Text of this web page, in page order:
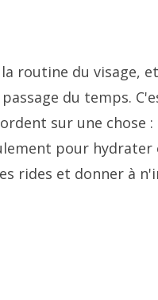
routine du visage,
du temps.
sur une chose
pour
rides et donner à